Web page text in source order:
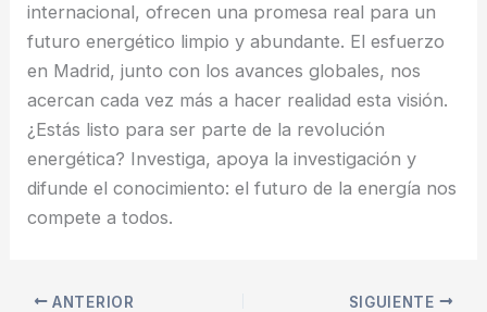
internacional, ofrecen una promesa real para un
futuro energético limpio y abundante. El esfuerzo
en Madrid, junto con los avances globales, nos
acercan cada vez más a hacer realidad esta visión.
¿Estás listo para ser parte de la revolución
energética? Investiga, apoya la investigación y
difunde el conocimiento: el futuro de la energía nos
compete a todos.
ANTERIOR SIGUIENTE